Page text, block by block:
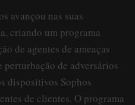
avançou nas suas
criando um programa
de agentes de ameaças
de adversários
dispositivos Sophos
de clientes. O programa